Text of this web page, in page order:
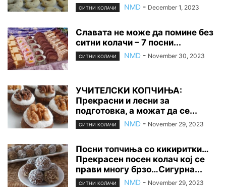
СИТНИ КОЛАЧИ NMD - December 1, 2023
Славата не може да помине без
ситни колачи – 7 посни...
СИТНИ КОЛАЧИ NMD - November 30, 2023
УЧИТЕЛСКИ КОПЧИЊА:
Прекрасни и лесни за
подготовка, а можат да се...
СИТНИ КОЛАЧИ NMD - November 29, 2023
Посни топчиња со кикиритки…
Прекрасен посен колач кој се
прави многу брзо…Сигурна...
СИТНИ КОЛАЧИ NMD - November 29, 2023